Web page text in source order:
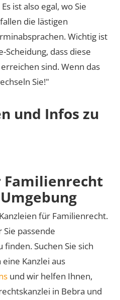
ist also egal, wo Sie
die lästigen
Wichtig ist
dass diese
sind. Wenn das
Sie!"
und Infos zu
Familienrecht
für Familienrecht.
passende
Suchen Sie sich
Kanzlei aus
und wir helfen Ihnen,
in Bebra und